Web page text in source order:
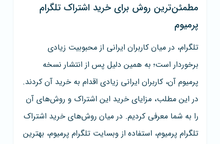
مطمئن‌ترین روش برای خرید اشتراک تلگرام
پرمیوم
تلگرام، در میان کاربران ایرانی از محبوبیت زیادی
برخوردار است؛ به همین دلیل پس از انتشار نسخه
پرمیوم آن، کاربران ایرانی زیادی اقدام به خرید آن کردند.
در این مطلب، مزایای خرید این اشتراک و روش‌های آن
را به شما معرفی کردیم. در میان روش‌های خرید اشتراک
تلگرام پرمیوم، استفاده از وبسایت تلگرام پرمیوم، بهترین